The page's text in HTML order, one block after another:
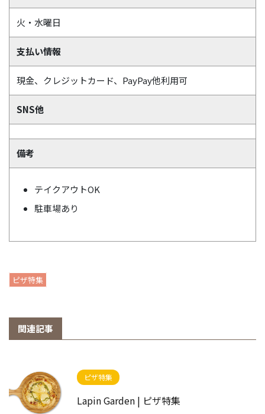
火・水曜日
支払い情報
現金、クレジットカード、PayPay他利用可
SNS他
備考
テイクアウトOK
駐車場あり
ピザ特集
関連記事
ピザ特集
Lapin Garden | ピザ特集